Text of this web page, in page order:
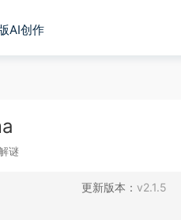
AI创作
谜
更新版本： v2.1.5